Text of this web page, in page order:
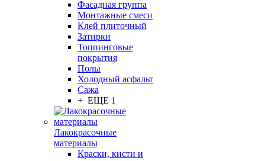
Фасадная группа
Монтажные смеси
Клей плиточный
Затирки
Топпинговые
покрытия
Полы
Холодный асфальт
Сажа
+ ЕЩЕ 1
Лакокрасочные
материалы
Краски, кисти и